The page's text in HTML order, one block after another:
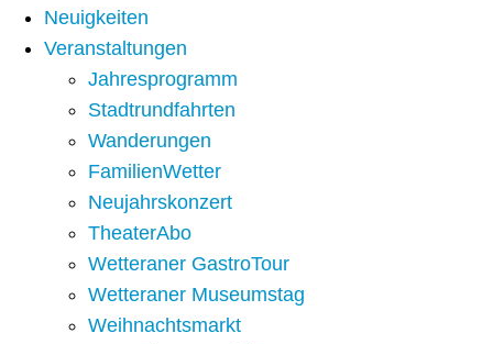
Neuigkeiten
Veranstaltungen
Jahresprogramm
Stadtrundfahrten
Wanderungen
FamilienWetter
Neujahrskonzert
TheaterAbo
Wetteraner GastroTour
Wetteraner Museumstag
Weihnachtsmarkt